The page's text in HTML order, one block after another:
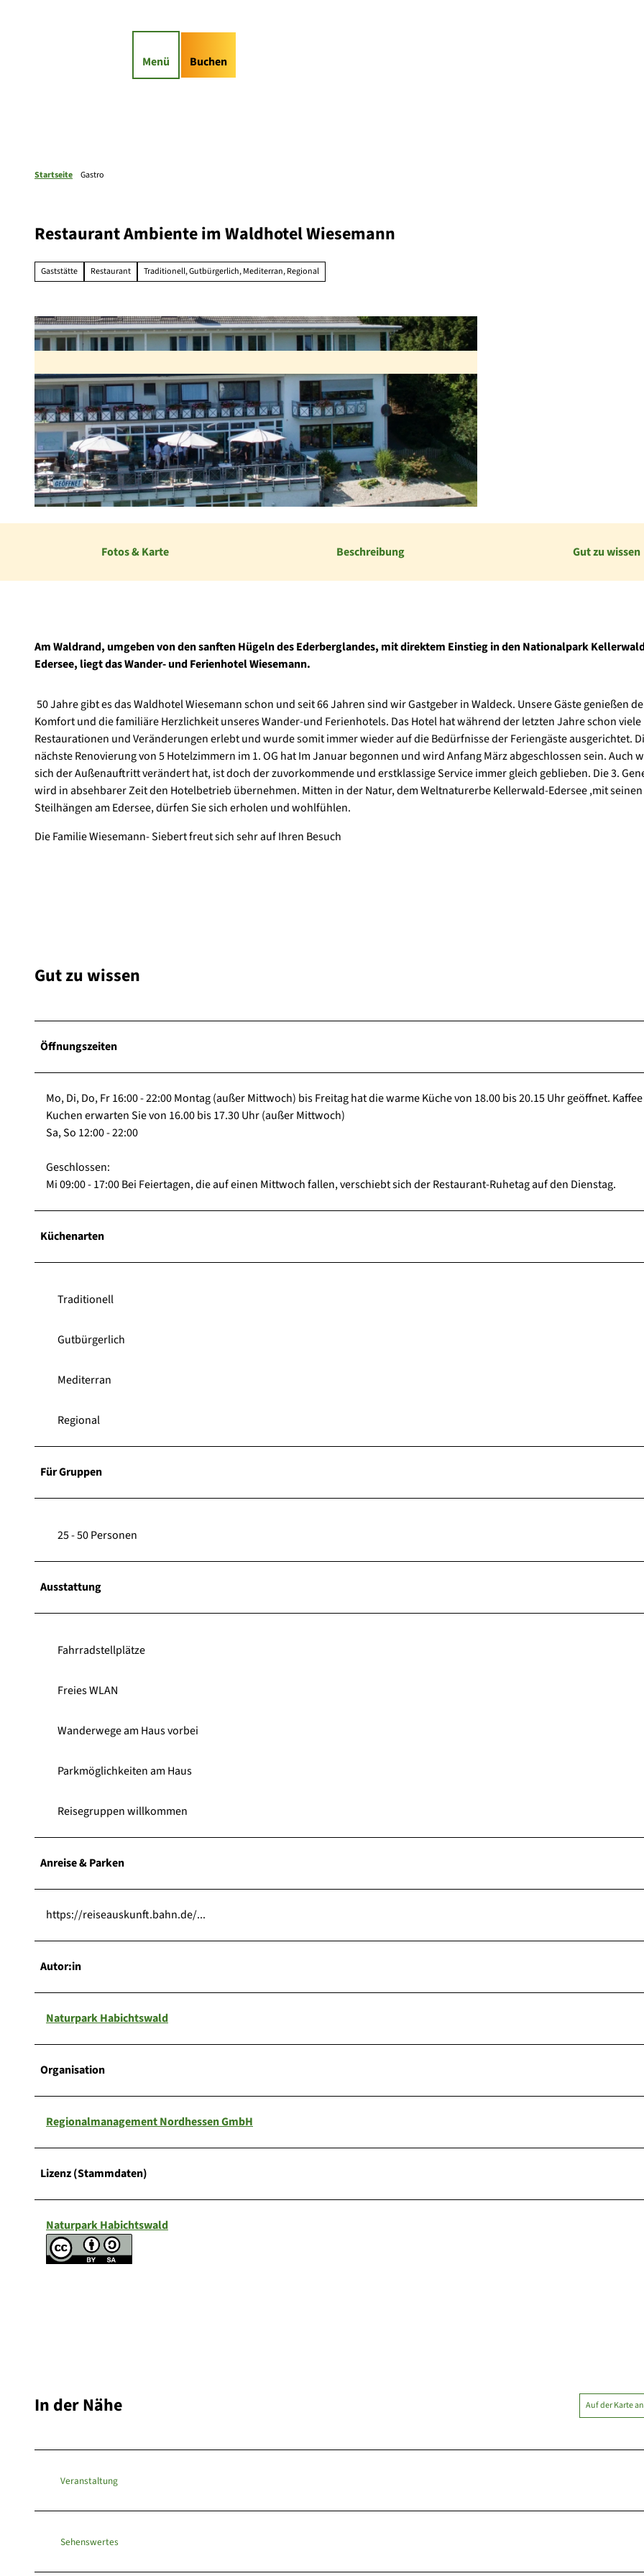
Menü Buchen
Kontaktformular
Startseite Gastro
Restaurant Ambiente im Waldhotel Wiesemann
Gaststätte Restaurant Traditionell, Gutbürgerlich, Mediterran, Regional
Fotos & Karte Beschreibung Gut zu wissen
Am Waldrand, umgeben von den sanften Hügeln des Ederberglandes, mit direktem Einstieg in den Nationalpark
Edersee, liegt das Wander- und Ferienhotel Wiesemann.
50 Jahre gibt es das Waldhotel Wiesemann schon und seit 66 Jahren sind wir Gastgeber in Waldeck. Unsere Gäste genießen
Komfort und die familiäre Herzlichkeit unseres Wander-und Ferienhotels. Das Hotel hat während der letzten Jahre schon viele
Restaurationen und Veränderungen erlebt und wurde somit immer wieder auf die Bedürfnisse der Feriengäste ausgerichtet.
nächste Renovierung von 5 Hotelzimmern im 1. OG hat Im Januar begonnen und wird Anfang März abgeschlossen sein. Auch
sich der Außenauftritt verändert hat, ist doch der zuvorkommende und erstklassige Service immer gleich geblieben. Die 3.
wird in absehbarer Zeit den Hotelbetrieb übernehmen. Mitten in der Natur, dem Weltnaturerbe Kellerwald-Edersee ,mit seinen
Steilhängen am Edersee, dürfen Sie sich erholen und wohlfühlen.
Die Familie Wiesemann- Siebert freut sich sehr auf Ihren Besuch
Gut zu wissen
Öffnungszeiten
Mo, Di, Do, Fr 16:00 - 22:00 Montag (außer Mittwoch) bis Freitag hat die warme Küche von 18.00 bis 20.15 Uhr geöffnet.
Kuchen erwarten Sie von 16.00 bis 17.30 Uhr (außer Mittwoch)
Sa, So 12:00 - 22:00
Geschlossen:
Mi 09:00 - 17:00 Bei Feiertagen, die auf einen Mittwoch fallen, verschiebt sich der Restaurant-Ruhetag auf den Dienstag.
Küchenarten
Traditionell
Gutbürgerlich
Mediterran
Regional
Für Gruppen
25 - 50 Personen
Ausstattung
Fahrradstellplätze
Freies WLAN
Wanderwege am Haus vorbei
Parkmöglichkeiten am Haus
Reisegruppen willkommen
Anreise & Parken
https://reiseauskunft.bahn.de/...
Autor:in
Naturpark Habichtswald
Organisation
Regionalmanagement Nordhessen GmbH
Lizenz (Stammdaten)
Naturpark Habichtswald
In der Nähe Auf der Karte
Veranstaltung
Sehenswertes